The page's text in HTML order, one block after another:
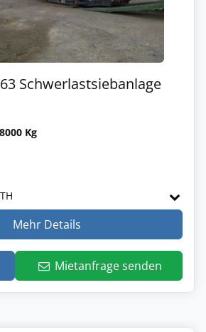
Schwerlastsiebanlage
Kg
Mehr Details
Mietanfrage senden